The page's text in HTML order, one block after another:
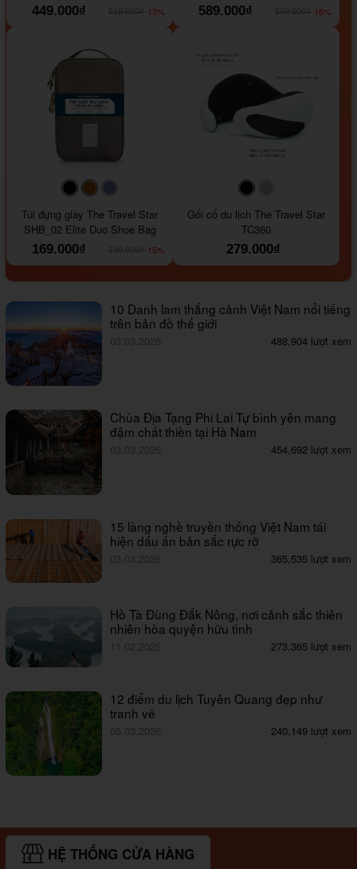
449.000₫
-13%
589.000₫
-16%
#000000#964B00
Túi đựng giày The Travel Star
SHB_02 Elite Duo Shoe Bag
169.000₫
-15%
#000000
Gối cổ du lịch The Travel Star
TC360
279.000₫
10 Danh lam thắng cảnh Việt Nam nổi tiếng
trên bản đồ thế giới
03.03.2026 488,904 lượt xem
Chùa Địa Tạng Phi Lai Tự bình yên mang
đậm chất thiền tại Hà Nam
03.03.2026 454,692 lượt xem
15 làng nghề truyền thống Việt Nam tái
hiện dấu ấn bản sắc rực rỡ
03.03.2026 365,535 lượt xem
Hồ Tà Đùng Đắk Nông, nơi cảnh sắc thiên
nhiên hòa quyện hữu tình
11.02.2025 273,365 lượt xem
12 điểm du lịch Tuyên Quang đẹp như
tranh vẽ
05.03.2026 240,149 lượt xem
HỆ THỐNG CỬA HÀNG